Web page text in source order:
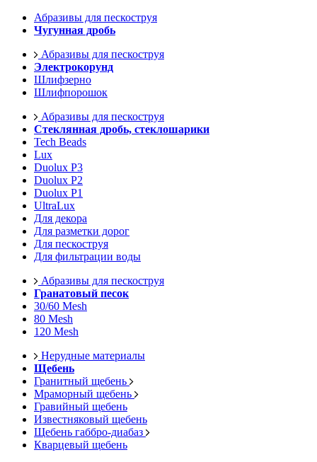
Абразивы для пескоструя
Чугунная дробь
Абразивы для пескоструя
Электрокорунд
Шлифзерно
Шлифпорошок
Абразивы для пескоструя
Стеклянная дробь, стеклошарики
Tech Beads
Lux
Duolux P3
Duolux P2
Duolux P1
UltraLux
Для декора
Для разметки дорог
Для пескоструя
Для фильтрации воды
Абразивы для пескоструя
Гранатовый песок
30/60 Mesh
80 Mesh
120 Mesh
Нерудные материалы
Щебень
Гранитный щебень
Мраморный щебень
Гравийный щебень
Известняковый щебень
Щебень габбро-диабаз
Кварцевый щебень